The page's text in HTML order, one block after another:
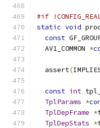
#if
static void
const
  AV1_COMMON
*
  assert
(
const int
TplParams *
TplDepFrame *
TplDepStats *